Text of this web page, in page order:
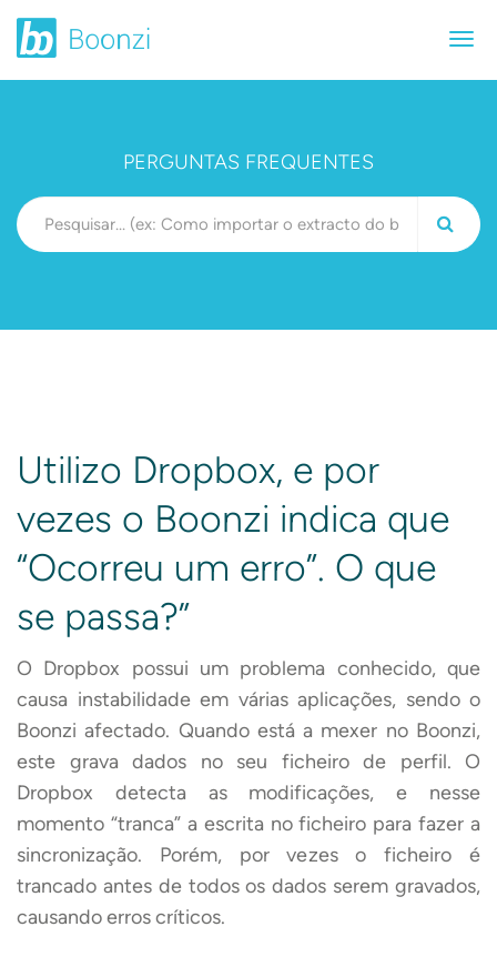
PERGUNTAS FREQUENTES
Utilizo Dropbox, e por
vezes o Boonzi indica que
“Ocorreu um erro”. O que
se passa?”
O Dropbox possui um problema conhecido, que
causa instabilidade em várias aplicações, sendo o
Boonzi afectado. Quando está a mexer no Boonzi,
este grava dados no seu ficheiro de perfil. O
Dropbox detecta as modificações, e nesse
momento “tranca” a escrita no ficheiro para fazer a
sincronização. Porém, por vezes o ficheiro é
trancado antes de todos os dados serem gravados,
causando erros críticos.